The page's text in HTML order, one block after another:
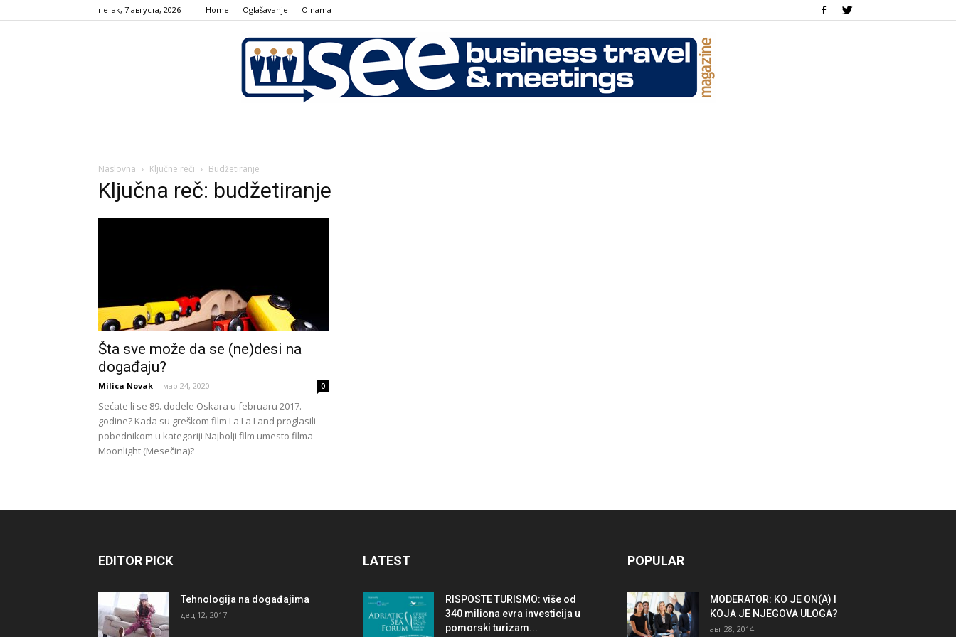
петак, 7 августа, 2026 Home Oglašavanje О nama
magazine
Naslovna Ključne reči Budžetiranje
Ključna reč: budžetiranje
Šta sve može da se (ne)desi na
događaju?
Milica Novak - мар 24, 2020 0
Sećate li se 89. dodele Oskara u februaru 2017.
godine? Kada su greškom film La La Land proglasili
pobednikom u kategoriji Najbolji film umesto filma
Moonlight (Mesečina)?
EDITOR PICK
Tehnologija na događajima
дец 12, 2017
LATEST
RISPOSTE TURISMO: više od
340 miliona evra investicija u
pomorski turizam...
POPULAR
MODERATOR: KO JE ON(A) I
KOJA JE NJEGOVA ULOGA?
авг 28, 2014